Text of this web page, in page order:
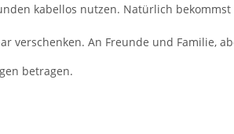
kabellos nutzen. Natürlich
verschenken. An Freunde und Familie,
betragen.